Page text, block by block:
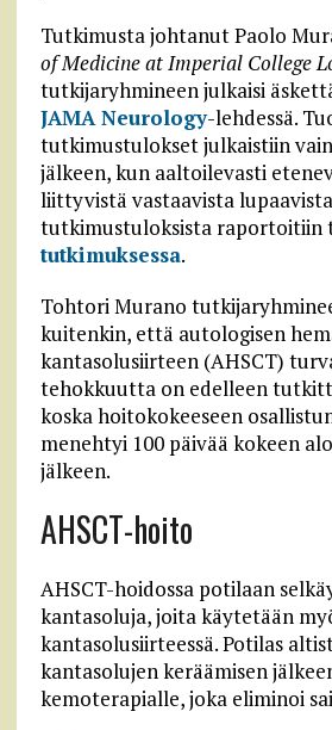
Tutkimusta johtanut Paolo
of Medicine at Imperial College
tutkijaryhmineen julkaisi
JAMA Neurology-lehdessä.
tutkimustulokset julkaistiin
jälkeen, kun aaltoilevasti
liittyvistä vastaavista lupaavista
tutkimustuloksista raportoitiin
tutkimuksessa.
Tohtori Murano
kuitenkin, että autologisen
kantasolusiirteen (AHSCT)
tehokkuutta on edelleen
koska hoitokokeeseen
menehtyi 100 päivää kokeen
jälkeen.
AHSCT-hoito
AHSCT-hoidossa potilaan
kantasoluja, joita käytetään
kantasolusiirteessä. Potilas
kantasolujen keräämisen
kemoterapialle, joka eliminoi